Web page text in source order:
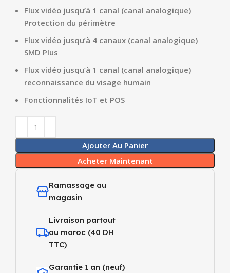
Flux vidéo jusqu’à 1 canal (canal analogique)
Protection du périmètre
Flux vidéo jusqu’à 4 canaux (canal analogique)
SMD Plus
Flux vidéo jusqu’à 1 canal (canal analogique)
reconnaissance du visage humain
Fonctionnalités IoT et POS
Ajouter Au Panier
Acheter Maintenant
Ramassage au
magasin
Livraison partout
au maroc (40 DH
TTC)
Garantie 1 an (neuf)